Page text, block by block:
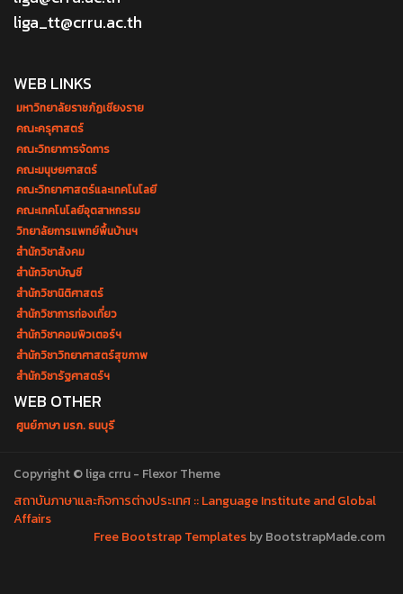
liga_tt@crru.ac.th
WEB LINKS
มหาวิทยาลัยราชภัฏเชียงราย
คณะครุศาสตร์
คณะวิทยาการจัดการ
คณะมนุษยศาสตร์
คณะวิทยาศาสตร์และเทคโนโลยี
คณะเทคโนโลยีอุตสาหกรรม
วิทยาลัยการแพทย์พื้นบ้านฯ
สำนักวิชาสังคม
สำนักวิชาบัญชี
สำนักวิชานิติศาสตร์
สำนักวิชาการท่องเที่ยว
สำนักวิชาคอมพิวเตอร์ฯ
สำนักวิชาวิทยาศาสตร์สุขภาพ
สำนักวิชารัฐศาสตร์ฯ
WEB OTHER
ศูนย์ภาษา มรภ. ธนบุรี
Copyright © liga crru - Flexor Theme
สถาบันภาษาและกิจการต่างประเทศ :: Language Institute and Global
Affairs
Free Bootstrap Templatesby BootstrapMade.com